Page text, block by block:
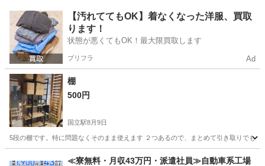
東京 国立市 国立駅 収納家具 譲り
【汚れててもOK】着なくなった洋服、買取
ります！
状態が悪くてもOK！最大限買取します
プリフラ Ad
棚
500円
国立駅8月9日
5段の棚です。特に問題なくそのまま使えます ２つあるので、まとめて引き取りでも大
国立駅 収納家具
≪寮無料・月収43万円・派遣社員≫自動車系工場